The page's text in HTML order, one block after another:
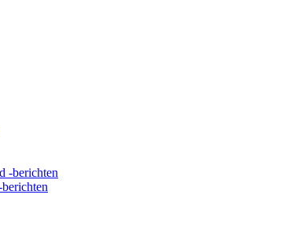
-berichten